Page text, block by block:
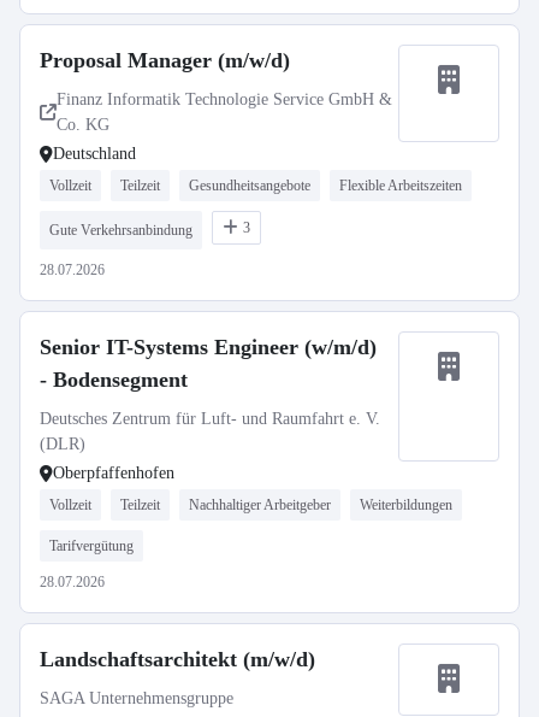
Proposal Manager (m/w/d)
Finanz Informatik Technologie Service GmbH &
Co. KG
Deutschland
Vollzeit Teilzeit Gesundheitsangebote Flexible Arbeitszeiten
Gute Verkehrsanbindung 3
28.07.2026
Senior IT-Systems Engineer (w/m/d)
- Bodensegment
Deutsches Zentrum für Luft- und Raumfahrt e. V.
(DLR)
Oberpfaffenhofen
Vollzeit Teilzeit Nachhaltiger Arbeitgeber Weiterbildungen
Tarifvergütung
28.07.2026
Landschaftsarchitekt (m/w/d)
SAGA Unternehmensgruppe